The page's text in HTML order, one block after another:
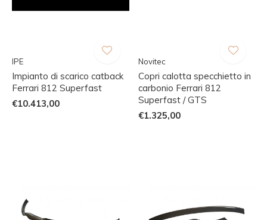
IPE
Impianto di scarico catback
Ferrari 812 Superfast
€10.413,00
Novitec
Copri calotta specchietto in
carbonio Ferrari 812
Superfast / GTS
€1.325,00